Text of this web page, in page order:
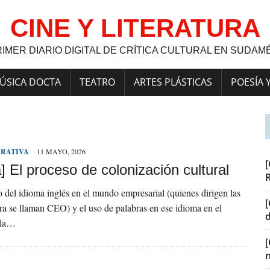
CINE Y LITERATURA
DIARIO DIGITAL DE CRÍTICA CULTURAL EN
DOCTA TEATRO ARTES PLÁSTICAS POESÍA
11 MAYO, 2026
El proceso de colonización cultural
idioma inglés en el mundo empresarial (quienes dirigen las
se llaman CEO) y el uso de palabras en ese idioma en el
la…